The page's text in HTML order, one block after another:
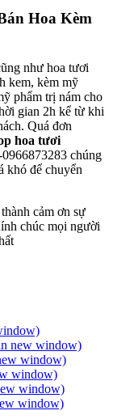
Hoa Kèm
như hoa tươi
kem, kèm mỹ
phẩm trị nám cho
gian 2h kể từ khi
Quá đơn
hoa tươi
chúng
khó để chuyển
cảm ơn sự
chúc mọi người
new window)
window)
window)
window)
window)